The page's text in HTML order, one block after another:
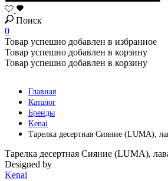
Поиск
0
Товар успешно добавлен в избранное
Товар успешно добавлен в корзину
Товар успешно добавлен в корзину
Главная
Каталог
Бренды
Kenai
Тарелка десертная Сияние (LUMA),
Тарелка десертная Сияние (LUMA),
Designed by
Kenai